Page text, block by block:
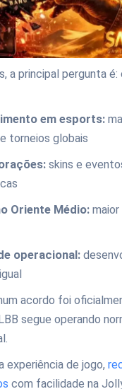
a principal pergunta é:
em esports:
torneios globais
skins e
Oriente Médio:maior
operacional:
acordo foi
segue operando
experiência de jogo,
com facilidade na